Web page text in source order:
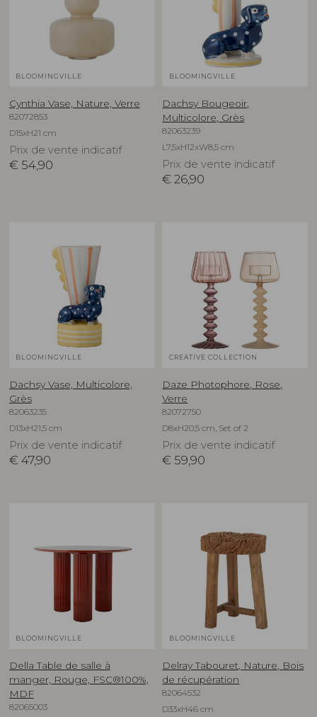
BLOOMINGVILLE
Cynthia Vase, Nature, Verre
82072853
D15xH21 cm
Prix de vente indicatif
€ 54,90
BLOOMINGVILLE
Dachsy Bougeoir,
Multicolore, Grès
82063239
L7,5xH12xW8,5 cm
Prix de vente indicatif
€ 26,90
BLOOMINGVILLE
Dachsy Vase, Multicolore,
Grès
82063235
D13xH21,5 cm
Prix de vente indicatif
€ 47,90
CREATIVE COLLECTION
Daze Photophore, Rose,
Verre
82072750
D8xH20,5 cm, Set of 2
Prix de vente indicatif
€ 59,90
BLOOMINGVILLE
Della Table de salle à
manger, Rouge, FSC®100%,
MDF
82065003
BLOOMINGVILLE
Delray Tabouret, Nature, Bois
de récupération
82064532
D33xH46 cm